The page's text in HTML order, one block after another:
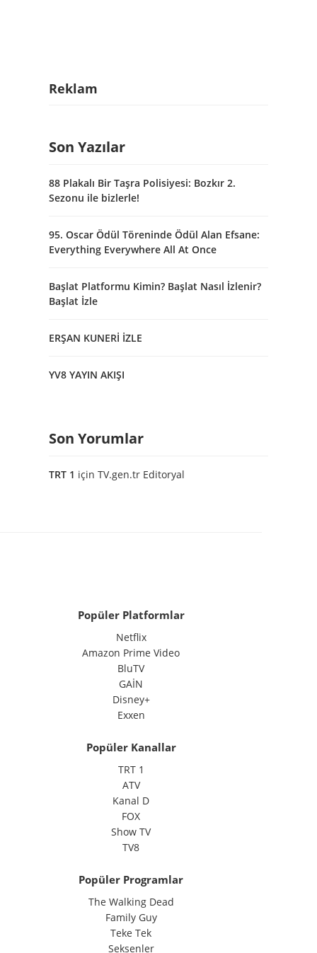
Reklam
Son Yazılar
88 Plakalı Bir Taşra Polisiyesi: Bozkır 2.
Sezonu ile bizlerle!
95. Oscar Ödül Töreninde Ödül Alan Efsane:
Everything Everywhere All At Once
Başlat Platformu Kimin? Başlat Nasıl İzlenir?
Başlat İzle
ERŞAN KUNERİ İZLE
YV8 YAYIN AKIŞI
Son Yorumlar
TRT 1 için TV.gen.tr Editoryal
Popüler Platformlar
Netflix
Amazon Prime Video
BluTV
GAİN
Disney+
Exxen
Popüler Kanallar
TRT 1
ATV
Kanal D
FOX
Show TV
TV8
Popüler Programlar
The Walking Dead
Family Guy
Teke Tek
Seksenler